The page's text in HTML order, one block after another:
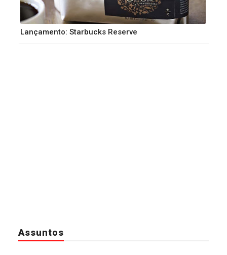
Lançamento: Starbucks Reserve
Assuntos